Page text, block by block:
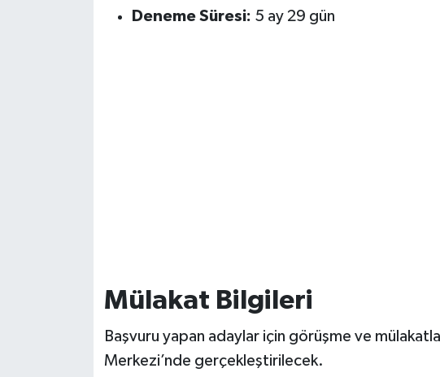
Deneme Süresi: 5 ay 29 gün
Mülakat Bilgileri
Başvuru yapan adaylar için görüşme ve
Merkezi’nde gerçekleştirilecek.